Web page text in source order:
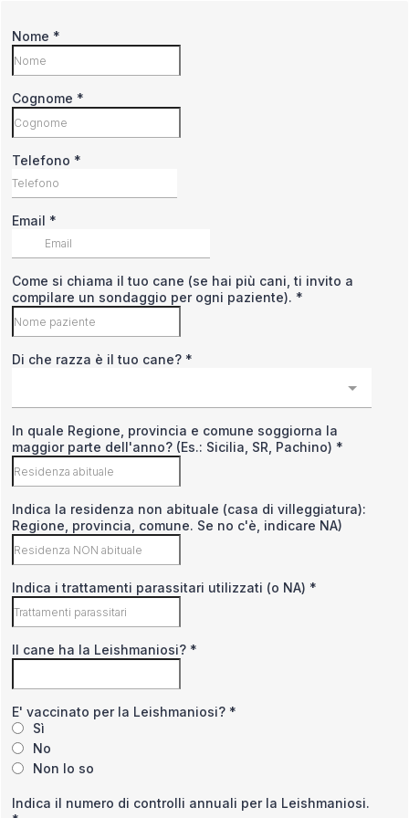
Nome *
Cognome *
Telefono *
Email *
Come si chiama il tuo cane (se hai più cani, ti invito a
compilare un sondaggio per ogni paziente). *
Di che razza è il tuo cane? *
In quale Regione, provincia e comune soggiorna la
maggior parte dell'anno? (Es.: Sicilia, SR, Pachino) *
Indica la residenza non abituale (casa di villeggiatura):
Regione, provincia, comune. Se no c'è, indicare NA)
Indica i trattamenti parassitari utilizzati (o NA) *
Il cane ha la Leishmaniosi? *
E' vaccinato per la Leishmaniosi? *
Sì
No
Non lo so
Indica il numero di controlli annuali per la Leishmaniosi.